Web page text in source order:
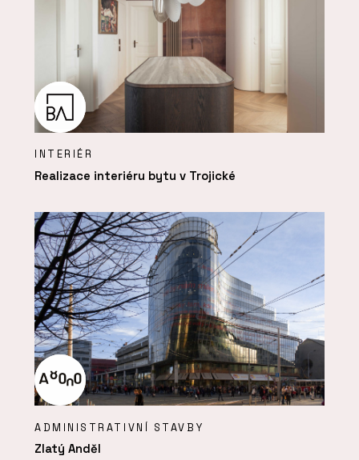
INTERIÉR
Realizace interiéru bytu v Trojické
ADMINISTRATIVNÍ STAVBY
Zlatý Anděl